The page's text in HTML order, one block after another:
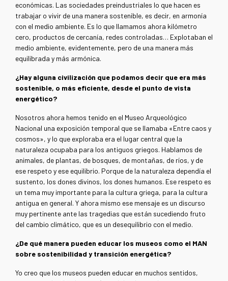
económicas. Las sociedades preindustriales lo que hacen es
trabajar o vivir de una manera sostenible, es decir, en armonía
con el medio ambiente. Es lo que llamamos ahora kilómetro
cero, productos de cercanía, redes controladas… Explotaban el
medio ambiente, evidentemente, pero de una manera más
equilibrada y más armónica.
¿Hay alguna civilización que podamos decir que era más
sostenible, o más eficiente, desde el punto de vista
energético?
Nosotros ahora hemos tenido en el Museo Arqueológico
Nacional una exposición temporal que se llamaba «Entre caos y
cosmos», y lo que exploraba era el lugar central que la
naturaleza ocupaba para los antiguos griegos. Hablamos de
animales, de plantas, de bosques, de montañas, de ríos, y de
ese respeto y ese equilibrio. Porque de la naturaleza dependía el
sustento, los dones divinos, los dones humanos. Ese respeto es
un tema muy importante para la cultura griega, para la cultura
antigua en general. Y ahora mismo ese mensaje es un discurso
muy pertinente ante las tragedias que están sucediendo fruto
del cambio climático, que es un desequilibrio con el medio.
¿De qué manera pueden educar los museos como el MAN
sobre sostenibilidad y transición energética?
Yo creo que los museos pueden educar en muchos sentidos,